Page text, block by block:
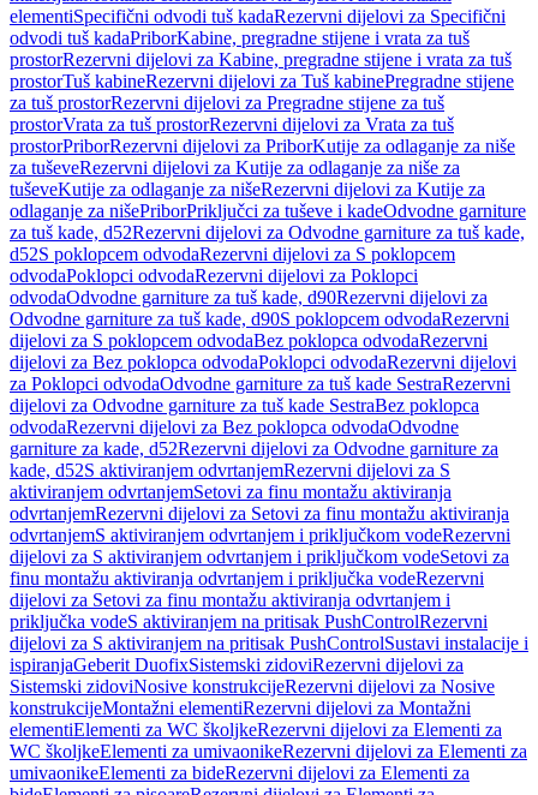
elementiSpecifični odvodi tuš kadaRezervni dijelovi za Specifični
odvodi tuš kadaPriborKabine, pregradne stijene i vrata za tuš
prostorRezervni dijelovi za Kabine, pregradne stijene i vrata za tuš
prostorTuš kabineRezervni dijelovi za Tuš kabinePregradne stijene
za tuš prostorRezervni dijelovi za Pregradne stijene za tuš
prostorVrata za tuš prostorRezervni dijelovi za Vrata za tuš
prostorPriborRezervni dijelovi za PriborKutije za odlaganje za niše
za tuševeRezervni dijelovi za Kutije za odlaganje za niše za
tuševeKutije za odlaganje za nišeRezervni dijelovi za Kutije za
odlaganje za nišePriborPriključci za tuševe i kadeOdvodne garniture
za tuš kade, d52Rezervni dijelovi za Odvodne garniture za tuš kade,
d52S poklopcem odvodaRezervni dijelovi za S poklopcem
odvodaPoklopci odvodaRezervni dijelovi za Poklopci
odvodaOdvodne garniture za tuš kade, d90Rezervni dijelovi za
Odvodne garniture za tuš kade, d90S poklopcem odvodaRezervni
dijelovi za S poklopcem odvodaBez poklopca odvodaRezervni
dijelovi za Bez poklopca odvodaPoklopci odvodaRezervni dijelovi
za Poklopci odvodaOdvodne garniture za tuš kade SestraRezervni
dijelovi za Odvodne garniture za tuš kade SestraBez poklopca
odvodaRezervni dijelovi za Bez poklopca odvodaOdvodne
garniture za kade, d52Rezervni dijelovi za Odvodne garniture za
kade, d52S aktiviranjem odvrtanjemRezervni dijelovi za S
aktiviranjem odvrtanjemSetovi za finu montažu aktiviranja
odvrtanjemRezervni dijelovi za Setovi za finu montažu aktiviranja
odvrtanjemS aktiviranjem odvrtanjem i priključkom vodeRezervni
dijelovi za S aktiviranjem odvrtanjem i priključkom vodeSetovi za
finu montažu aktiviranja odvrtanjem i priključka vodeRezervni
dijelovi za Setovi za finu montažu aktiviranja odvrtanjem i
priključka vodeS aktiviranjem na pritisak PushControlRezervni
dijelovi za S aktiviranjem na pritisak PushControlSustavi instalacije i
ispiranjaGeberit DuofixSistemski zidoviRezervni dijelovi za
Sistemski zidoviNosive konstrukcijeRezervni dijelovi za Nosive
konstrukcijeMontažni elementiRezervni dijelovi za Montažni
elementiElementi za WC školjkeRezervni dijelovi za Elementi za
WC školjkeElementi za umivaonikeRezervni dijelovi za Elementi za
umivaonikeElementi za bideRezervni dijelovi za Elementi za